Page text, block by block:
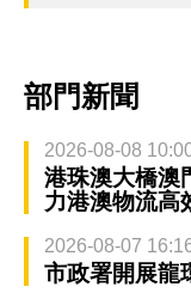
部門新聞
2026-08-08
港珠澳大橋澳
力港澳物流高
2026-08-07
市政署開展龍